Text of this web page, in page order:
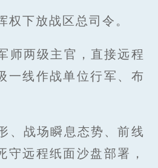
权下放战区总司令。
师两级主官，直接远程
一线作战单位行军、布
、战场瞬息态势、前线
守远程纸面沙盘部署，